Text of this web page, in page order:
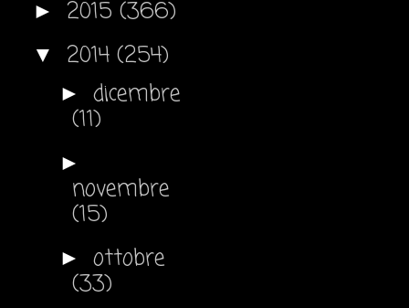
► 2015 (366)
▼ 2014 (254)
► dicembre
(11)
►
novembre
(15)
► ottobre
(33)